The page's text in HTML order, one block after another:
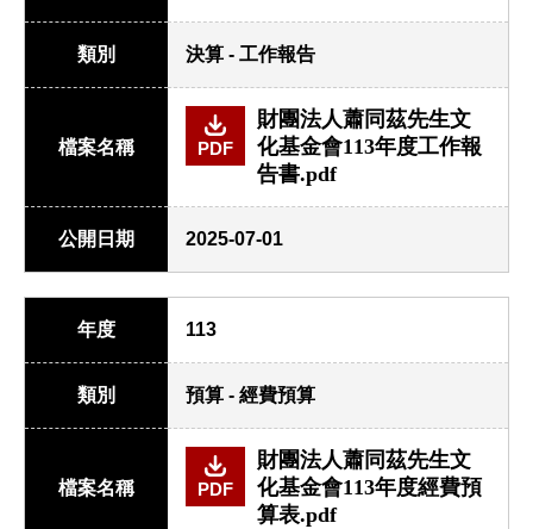
類別 決算 - 工作報告
檔案名稱 PDF
財團法人蕭同茲先生文
化基金會113年度工作報
告書.pdf
公開日期 2025-07-01
年度 113
類別 預算 - 經費預算
檔案名稱 PDF
財團法人蕭同茲先生文
化基金會113年度經費預
算表.pdf